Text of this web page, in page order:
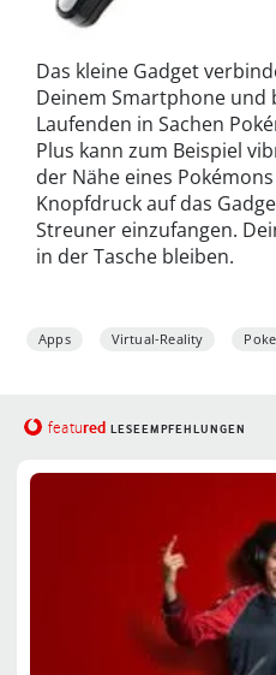
Das kleine Gadget
Deinem Smartphone
Laufenden in Sachen
Plus kann zum Beispiel
der Nähe eines
Knopfdruck auf das
Streuner einzufangen.
in der Tasche bleiben.
Apps Virtual-Reality
featured LESEEMPFEHLUNGEN